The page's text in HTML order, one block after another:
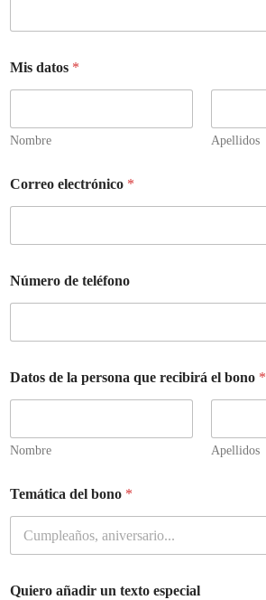
Mis datos *
Nombre Apellidos
Correo electrónico *
Número de teléfono
e
l
c
i
r
t
x
Datos de la persona que recibirá el bono *
Nombre Apellidos
Temática del bono *
Quiero añadir un texto especial